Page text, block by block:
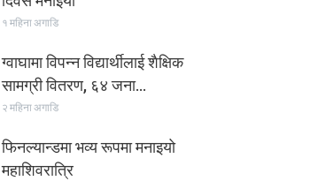
१ महिना अगाडि
ग्वाघामा विपन्न विद्यार्थीलाई शैक्षिक
सामग्री वितरण, ६४ जना…
२ महिना अगाडि
फिनल्यान्डमा भव्य रूपमा मनाइयो
महाशिवरात्रि